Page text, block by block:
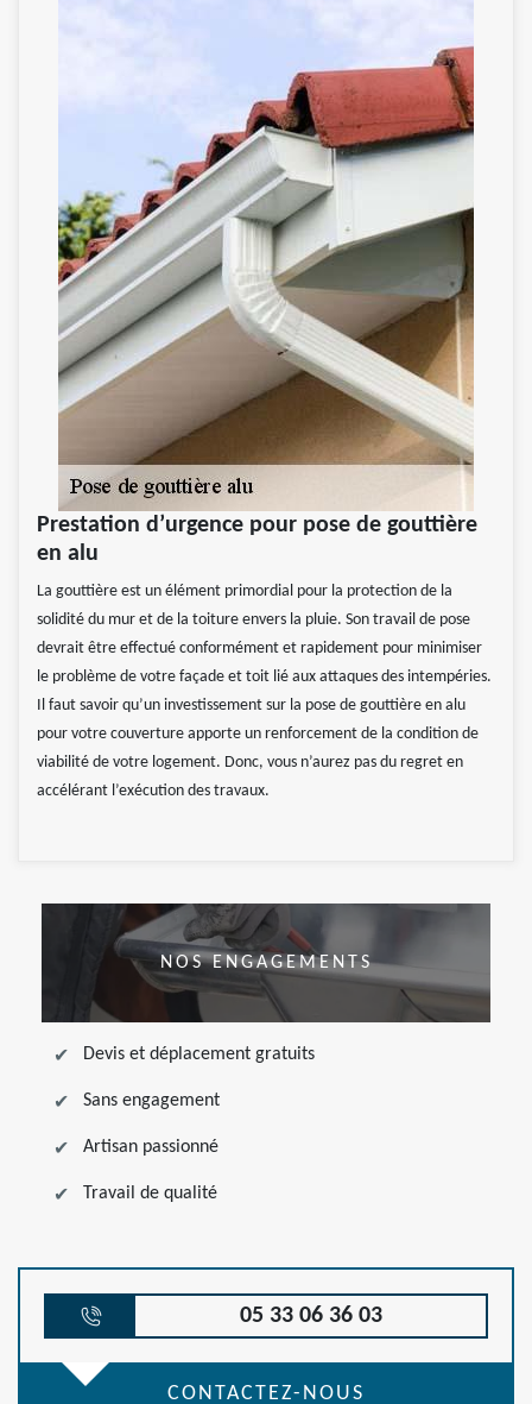
Prestation d’urgence pour pose de gouttière
en alu
La gouttière est un élément primordial pour la protection de la
solidité du mur et de la toiture envers la pluie. Son travail de pose
devrait être effectué conformément et rapidement pour minimiser
le problème de votre façade et toit lié aux attaques des intempéries.
Il faut savoir qu’un investissement sur la pose de gouttière en alu
pour votre couverture apporte un renforcement de la condition de
viabilité de votre logement. Donc, vous n’aurez pas du regret en
accélérant l’exécution des travaux.
NOS ENGAGEMENTS
Devis et déplacement gratuits
Sans engagement
Artisan passionné
Travail de qualité
05 33 06 36 03
CONTACTEZ-NOUS